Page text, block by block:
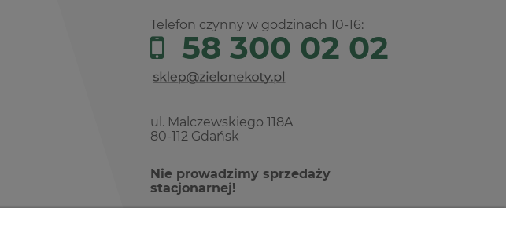
Telefon czynny w godzinach 10-16:
58 300 02 02
ul. Malczewskiego 118A
80-112 Gdańsk
Nie prowadzimy sprzedaży
stacjonarnej!